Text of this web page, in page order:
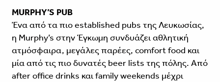
MURPHY’S PUB
Ένα από τα πιο established pubs της Λευκωσίας,
η Murphy’s στην Έγκωμη συνδυάζει αθλητική
ατμόσφαιρα, μεγάλες παρέες, comfort food και
μία από τις πιο δυνατές beer lists της πόλης. Από
after office drinks και family weekends μέχρι